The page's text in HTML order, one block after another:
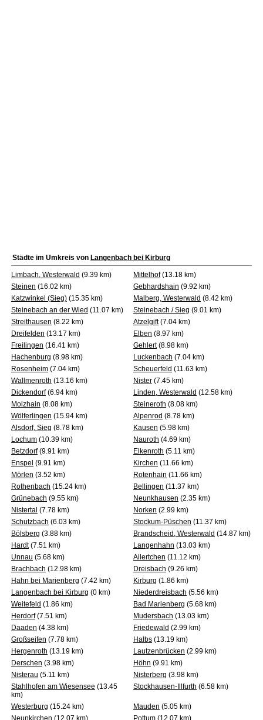
Städte im Umkreis von Langenbach bei Kirburg
Limbach, Westerwald (9.39 km) Mittelhof(13.18 km)
Steinen (16.02 km) Gebhardshain (9.92 km)
Katzwinkel (Sieg) (15.35 km) Malberg, Westerwald (8.42 km)
Steinebach an der Wied (11.07 km) Steinebach / Sieg (9.01 km)
Streithausen (8.22 km) Atzelgift(7.04 km)
Dreifelden (13.17 km) Elben (8.97 km)
Freilingen (16.41 km) Gehlert(8.98 km)
Hachenburg (8.98 km) Luckenbach (7.04 km)
Rosenheim (7.04 km) Scheuerfeld (11.63 km)
Wallmenroth (13.16 km) Nister (7.45 km)
Dickendorf(6.94 km) Linden, Westerwald (12.58 km)
Molzhain (8.08 km) Steineroth (8.08 km)
Wölferlingen (15.94 km) Alpenrod (8.78 km)
Alsdorf, Sieg (8.78 km) Kausen (5.98 km)
Lochum (10.39 km) Nauroth (4.69 km)
Betzdorf(9.91 km) Elkenroth (5.11 km)
Enspel (9.91 km) Kirchen (11.66 km)
Mörlen (3.52 km) Rotenhain (11.66 km)
Rothenbach (15.24 km) Bellingen (11.37 km)
Grünebach (9.55 km) Neunkhausen (2.35 km)
Nistertal (7.78 km) Norken (2.99 km)
Schutzbach (6.03 km) Stockum-Püschen (11.37 km)
Bölsberg (3.88 km) Brandscheid, Westerwald (14.87 km)
Hardt(7.51 km) Langenhahn (13.03 km)
Unnau (5.68 km) Ailertchen (11.12 km)
Brachbach (12.98 km) Dreisbach (9.26 km)
Hahn bei Marienberg (7.42 km) Kirburg (1.86 km)
Langenbach bei Kirburg (0 km) Niederdreisbach (5.56 km)
Weitefeld (1.86 km) Bad Marienberg (5.68 km)
Herdorf(7.51 km) Mudersbach (13.03 km)
Daaden (4.38 km) Friedewald (2.99 km)
Großseifen (7.78 km) Halbs (13.19 km)
Hergenroth (13.19 km) Lautzenbrücken (2.99 km)
Derschen (3.98 km) Höhn (9.91 km)
Nisterau (5.11 km) Nisterberg (3.98 km)
Stahlhofen am Wiesensee (13.45
km)
Stockhausen-Illfurth (6.58 km)
Westerburg (15.24 km) Mauden (5.05 km)
Neunkirchen (12.07 km) Pottum (12.07 km)